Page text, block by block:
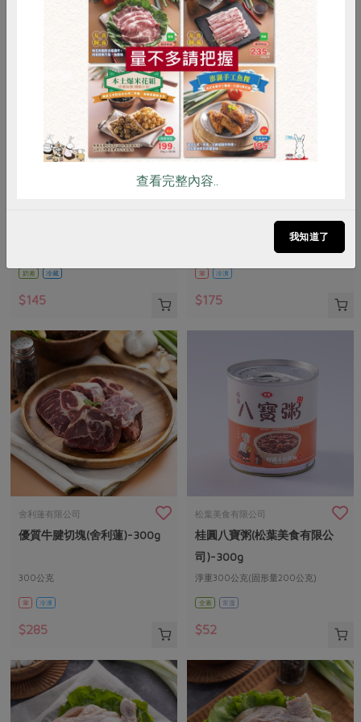
奶素 冷藏
$145
保證責任花蓮縣肉品運銷合作社
225公克(固形物200公克)
葷 冷凍
$175
舍利蓮有限公司
優質牛腱切塊(舍利蓮)-300g
300公克
葷 冷凍
$285
松葉美食有限公司
桂圓八寶粥(松葉美食有限公
司)-300g
淨重300公克(固形量200公克)
全素 常溫
$52
RPET 食譜 減硝酸鹽
雞蛋 食安 共同購買
查看完整內容..
我知道了